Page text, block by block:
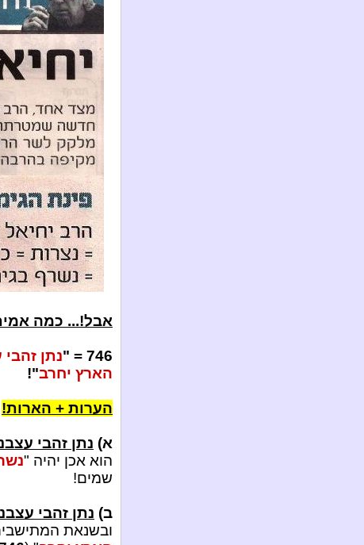
אבל!... כמה
746 = " נתן זהבי
הארץ יחרב"!
הערות + הארות!
א) נתן זהבי
הוא אכן יהיה "
שמים!
ב) נתן זהבי
ובשנאת